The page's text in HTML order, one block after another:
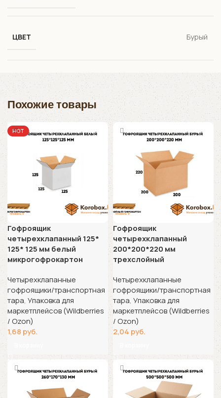
ЦВЕТ Бурый
Похожие товары
HOT
Гофроящик
четырехклапанный 125*
125* 125 мм белый
микрогофрокартон
Четырехклапанные
гофроящики/транспортная
тара, Упаковка для
маркетплейсов (Wildberries
/ Ozon)
1,68 руб.
Гофроящик
четырехклапанный
200*200*220 мм
трехслойный
Четырехклапанные
гофроящики/транспортная
тара, Упаковка для
маркетплейсов (Wildberries
/ Ozon)
2,04 руб.